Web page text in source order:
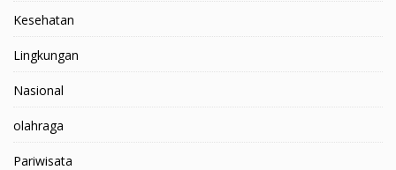
Kesehatan
Lingkungan
Nasional
olahraga
Pariwisata